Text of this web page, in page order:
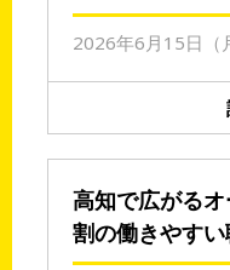
2026年6月15日（
高知で広がる
割の働きやす